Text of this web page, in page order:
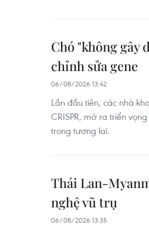
Chó "không gây
chỉnh sửa gene
06/08/2026 13:42
Lần đầu tiên, các nhà
CRISPR, mở ra triển
trong tương lai.
Thái Lan-
nghệ vũ trụ
06/08/2026 13:35